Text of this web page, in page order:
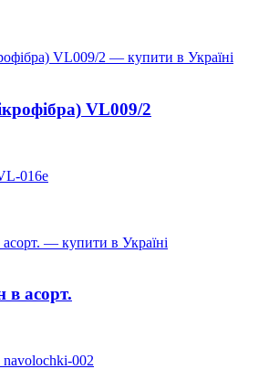
VL009/2
016e
в асорт.
002